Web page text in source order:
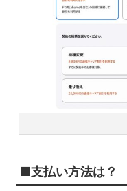
■支払い方法は？